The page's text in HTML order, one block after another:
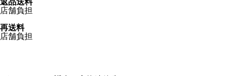
店舗負担
再送料
店舗負担